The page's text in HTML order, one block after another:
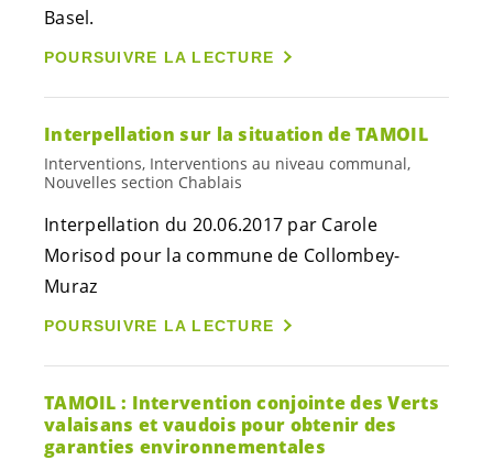
Basel.
POURSUIVRE LA LECTURE
Interpellation sur la situation de TAMOIL
Interventions, Interventions au niveau communal,
Nouvelles section Chablais
Interpellation du 20.06.2017 par Carole
Morisod pour la commune de Collombey-
Muraz
POURSUIVRE LA LECTURE
TAMOIL : Intervention conjointe des Verts
valaisans et vaudois pour obtenir des
garanties environnementales